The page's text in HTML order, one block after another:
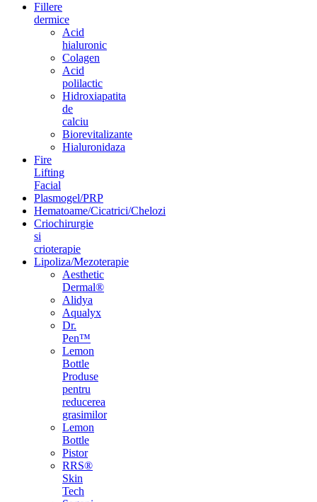
Fillere
dermice
Acid
hialuronic
Colagen
Acid
polilactic
Hidroxiapatita
de
calciu
Biorevitalizante
Hialuronidaza
Fire
Lifting
Facial
Plasmogel/PRP
Hematoame/Cicatrici/Chelozi
Criochirurgie
si
crioterapie
Lipoliza/Mezoterapie
Aesthetic
Dermal®
Alidya
Aqualyx
Dr.
Pen™
Lemon
Bottle
Produse
pentru
reducerea
grasimilor
Lemon
Bottle
Pistor
RRS®
Skin
Tech